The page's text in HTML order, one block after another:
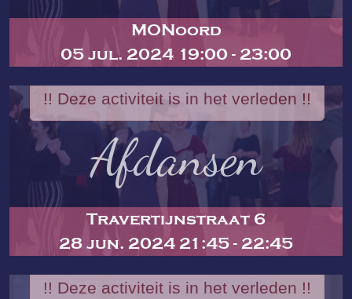
MONoord
05 jul. 2024 19:00 - 23:00
!! Deze activiteit is in het verleden !!
Afdansen
Travertijnstraat 6
28 jun. 2024 21:45 - 22:45
!! Deze activiteit is in het verleden !!